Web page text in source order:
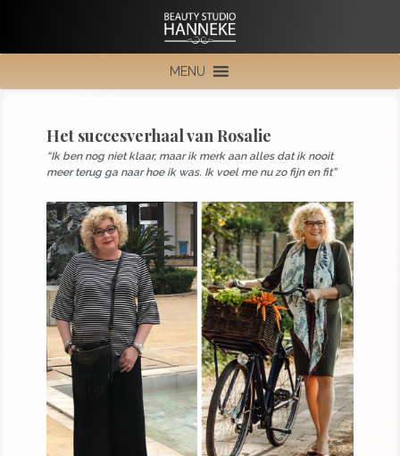
MENU
Het succesverhaal van Rosalie
“Ik ben nog niet klaar, maar ik merk aan alles dat ik nooit
meer terug ga naar hoe ik was. Ik voel me nu zo fijn en fit”